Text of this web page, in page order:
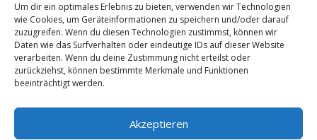
Um dir ein optimales Erlebnis zu bieten, verwenden wir Technologien
wie Cookies, um Geräteinformationen zu speichern und/oder darauf
zuzugreifen. Wenn du diesen Technologien zustimmst, können wir
Daten wie das Surfverhalten oder eindeutige IDs auf dieser Website
verarbeiten. Wenn du deine Zustimmung nicht erteilst oder
zurückziehst, können bestimmte Merkmale und Funktionen
beeinträchtigt werden.
Akzeptieren
Wernshausen (12.6 km)
Höchheim (12.69 km)
Milz (12.77 km)
Südwestthüringen
Schleusingen (12.87 km)